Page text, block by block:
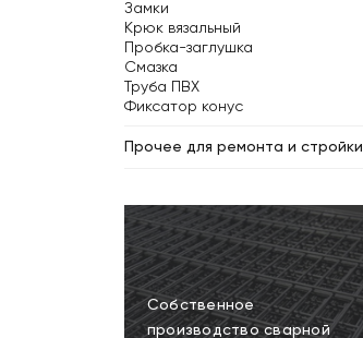
Замки
Крюк вязальный
Пробка-заглушка
Смазка
Труба ПВХ
Фиксатор конус
Прочее для ремонта и стройки
Собственное
производство сварной